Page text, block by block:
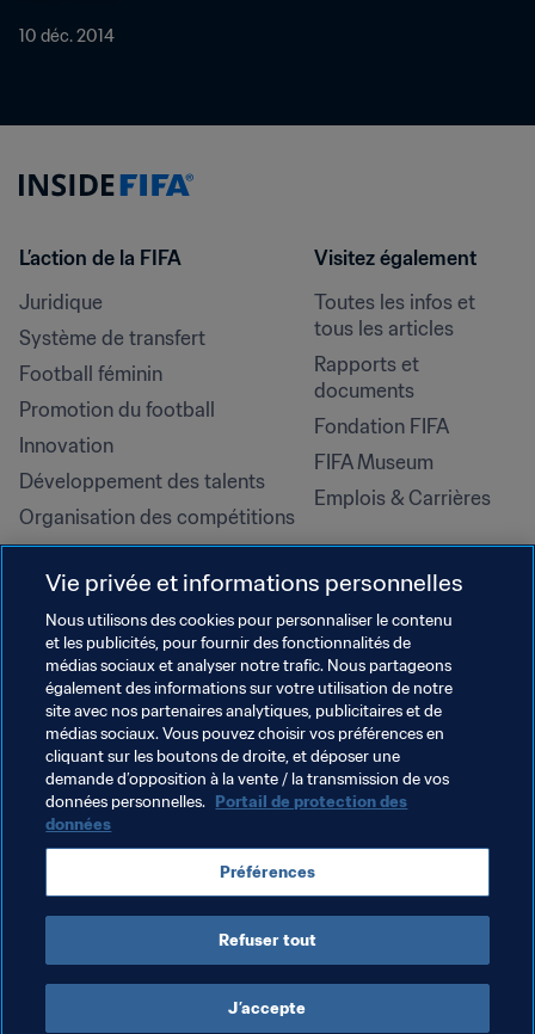
10 déc. 2014
L’action de la FIFA
Juridique
Système de transfert
Football féminin
Promotion du football
Innovation
Développement des talents
Organisation des compétitions
Développement durable
Droits de l'homme et lutte contre
la discrimination
Santé et médical
Initiatives en matière de
formation
Visitez également
Toutes les infos et
tous les articles
Rapports et
documents
Fondation FIFA
FIFA Museum
Emplois & Carrières
CONDITIONS D'UTILISATION
PORTAIL DE LA FIFA SUR LA PROTECTION DES DONNÉES
TÉLÉCHARGEMENTS
PARAMÈTRAGE DES COOKIES
Droits d'auteur © 1994 - 2025 FIFA. Tous les droits sont réservés.
Vie privée et informations personnelles
Nous utilisons des cookies pour personnaliser le contenu
et les publicités, pour fournir des fonctionnalités de
médias sociaux et analyser notre trafic. Nous partageons
également des informations sur votre utilisation de notre
site avec nos partenaires analytiques, publicitaires et de
médias sociaux. Vous pouvez choisir vos préférences en
cliquant sur les boutons de droite, et déposer une
demande d’opposition à la vente / la transmission de vos
données personnelles. Portail de protection des
données
Préférences
Refuser tout
J’accepte